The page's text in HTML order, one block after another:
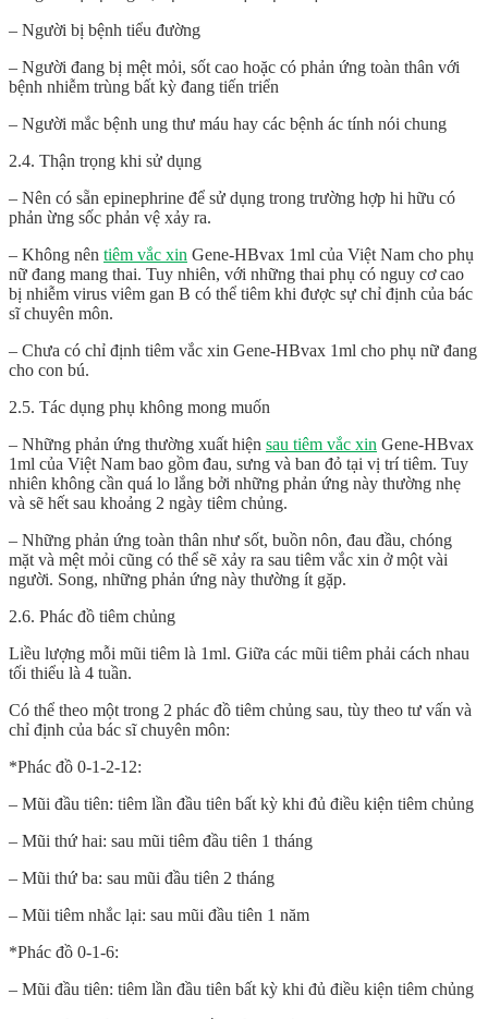
– Người bị bệnh tiểu đường
– Người đang bị mệt mỏi, sốt cao hoặc có phản ứng toàn thân với
bệnh nhiễm trùng bất kỳ đang tiến triển
– Người mắc bệnh ung thư máu hay các bệnh ác tính nói chung
2.4. Thận trọng khi sử dụng
– Nên có sẵn epinephrine để sử dụng trong trường hợp hi hữu có
phản ừng sốc phản vệ xảy ra.
– Không nên tiêm vắc xin Gene-HBvax 1ml của Việt Nam cho phụ
nữ đang mang thai. Tuy nhiên, với những thai phụ có nguy cơ cao
bị nhiễm virus viêm gan B có thể tiêm khi được sự chỉ định của bác
sĩ chuyên môn.
– Chưa có chỉ định tiêm vắc xin Gene-HBvax 1ml cho phụ nữ đang
cho con bú.
2.5. Tác dụng phụ không mong muốn
– Những phản ứng thường xuất hiện sau tiêm vắc xin Gene-HBvax
1ml của Việt Nam bao gồm đau, sưng và ban đỏ tại vị trí tiêm. Tuy
nhiên không cần quá lo lắng bởi những phản ứng này thường nhẹ
và sẽ hết sau khoảng 2 ngày tiêm chủng.
– Những phản ứng toàn thân như sốt, buồn nôn, đau đầu, chóng
mặt và mệt mỏi cũng có thể sẽ xảy ra sau tiêm vắc xin ở một vài
người. Song, những phản ứng này thường ít gặp.
2.6. Phác đồ tiêm chủng
Liều lượng mỗi mũi tiêm là 1ml. Giữa các mũi tiêm phải cách nhau
tối thiểu là 4 tuần.
Có thể theo một trong 2 phác đồ tiêm chủng sau, tùy theo tư vấn và
chỉ định của bác sĩ chuyên môn:
*Phác đồ 0-1-2-12:
– Mũi đầu tiên: tiêm lần đầu tiên bất kỳ khi đủ điều kiện tiêm chủng
– Mũi thứ hai: sau mũi tiêm đầu tiên 1 tháng
– Mũi thứ ba: sau mũi đầu tiên 2 tháng
– Mũi tiêm nhắc lại: sau mũi đầu tiên 1 năm
*Phác đồ 0-1-6:
– Mũi đầu tiên: tiêm lần đầu tiên bất kỳ khi đủ điều kiện tiêm chủng